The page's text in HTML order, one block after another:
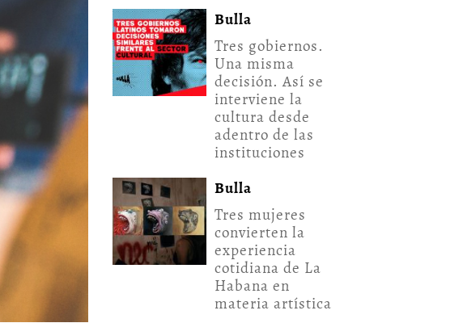
Bulla
Tres gobiernos.
Una misma
decisión. Así se
interviene la
cultura desde
adentro de las
instituciones
Bulla
Tres mujeres
convierten la
experiencia
cotidiana de La
Habana en
materia artística